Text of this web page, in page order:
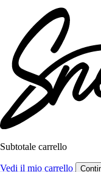
Subtotale carrello
Vedi il mio carrello